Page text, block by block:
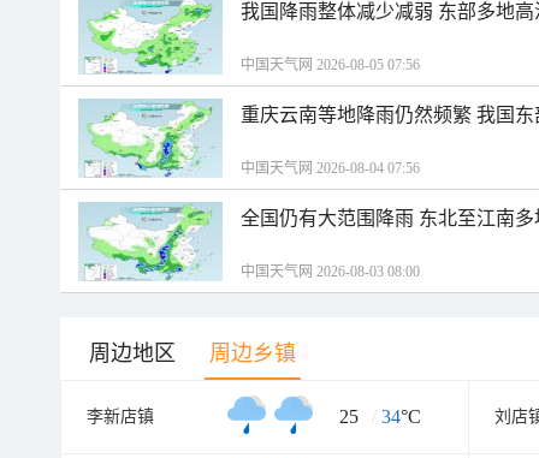
我国降雨整体减少减弱 东部多地
中国天气网 2026-08-05 07:56
重庆云南等地降雨仍然频繁 我国
中国天气网 2026-08-04 07:56
全国仍有大范围降雨 东北至江南
中国天气网 2026-08-03 08:00
周边地区 周边乡镇
李新店镇 25 / 34°C 刘店